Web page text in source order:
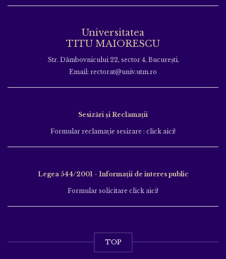
Universitatea
TITU MAIORESCU
Str. Dâmbovnicului 22, sector 4, București,
Email: rectorat@univ.utm.ro
Sesizări și Reclamații
Formular reclamație sesizare : click aici!
Legea 544/2001 - Informații de interes public
Formular solicitare click aici!
TOP